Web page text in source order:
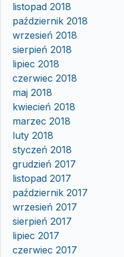
listopad 2018
październik 2018
wrzesień 2018
sierpień 2018
lipiec 2018
czerwiec 2018
maj 2018
kwiecień 2018
marzec 2018
luty 2018
styczeń 2018
grudzień 2017
listopad 2017
październik 2017
wrzesień 2017
sierpień 2017
lipiec 2017
czerwiec 2017